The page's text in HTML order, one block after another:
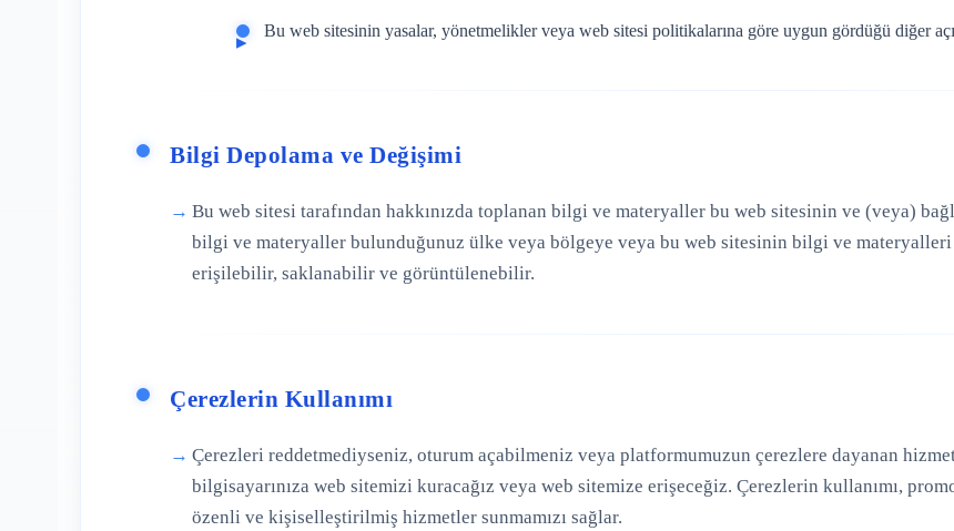
Bu web sitesinin yasalar, yönetmelikler veya web sitesi politikalarına göre uygun gördüğü diğer
Bilgi Depolama ve Değişimi
Bu web sitesi tarafından hakkınızda toplanan bilgi ve materyaller bu web sitesinin ve (veya)
bilgi ve materyaller bulunduğunuz ülke veya bölgeye veya bu web sitesinin bilgi ve materyalleri
erişilebilir, saklanabilir ve görüntülenebilir.
Çerezlerin Kullanımı
Çerezleri reddetmediyseniz, oturum açabilmeniz veya platformumuzun çerezlere dayanan
bilgisayarınıza web sitemizi kuracağız veya web sitemize erişeceğiz. Çerezlerin kullanımı,
özenli ve kişiselleştirilmiş hizmetler sunmamızı sağlar.